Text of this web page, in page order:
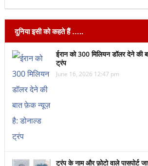
दुनिया इसी को कहते हैं …..
ईरान को 300 मिलियन डॉलर देने की
ट्रंप
June 16, 2026 12:47 pm
ट्रंप के नाम और फ़ोटो वाले पासपोर्ट